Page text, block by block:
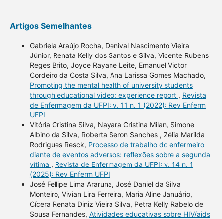
Artigos Semelhantes
Gabriela Araújo Rocha, Denival Nascimento Vieira
Júnior, Renata Kelly dos Santos e Silva, Vicente Rubens
Reges Brito, Joyce Rayane Leite, Emanuel Victor
Cordeiro da Costa Silva, Ana Larissa Gomes Machado,
Promoting the mental health of university students
through educational video: experience report , Revista
de Enfermagem da UFPI: v. 11 n. 1 (2022): Rev Enferm
UFPI
Vitória Cristina Silva, Nayara Cristina Milan, Simone
Albino da Silva, Roberta Seron Sanches , Zélia Marilda
Rodrigues Resck, Processo de trabalho do enfermeiro
diante de eventos adversos: reflexões sobre a segunda
vítima , Revista de Enfermagem da UFPI: v. 14 n. 1
(2025): Rev Enferm UFPI
José Fellipe Lima Araruna, José Daniel da Silva
Monteiro, Vivian Lira Ferreira, Maria Aline Januário,
Cícera Renata Diniz Vieira Silva, Petra Kelly Rabelo de
Sousa Fernandes, Atividades educativas sobre HIV/aids